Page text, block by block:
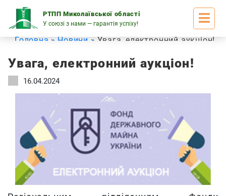
РТПП Миколаївської області
У союзі з нами — гарантія успіху!
content
Головна Новини Увага, електронний аукціон!
Увага, електронний аукціон!
16.04.2024